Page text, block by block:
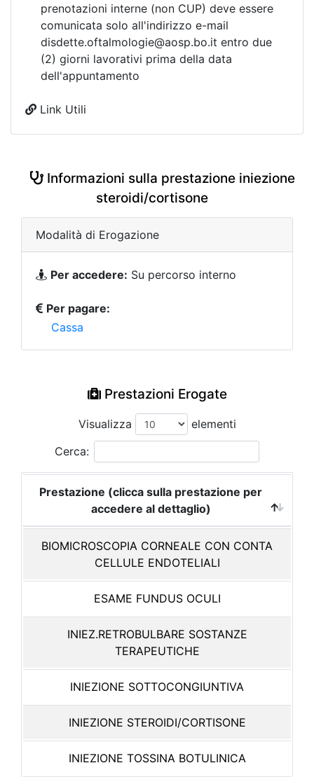
prenotazioni interne (non CUP) deve essere
comunicata solo all'indirizzo e-mail
disdette.oftalmologie@aosp.bo.it entro due
(2) giorni lavorativi prima della data
dell'appuntamento
Link Utili
Informazioni sulla prestazione iniezione
steroidi/cortisone
Modalità di Erogazione
Per accedere: Su percorso interno
Per pagare:
Cassa
Prestazioni Erogate
Visualizza
elementi
Cerca:
Prestazione (clicca sulla prestazione per
accedere al dettaglio)
BIOMICROSCOPIA CORNEALE CON CONTA
CELLULE ENDOTELIALI
ESAME FUNDUS OCULI
INIEZ.RETROBULBARE SOSTANZE
TERAPEUTICHE
INIEZIONE SOTTOCONGIUNTIVA
INIEZIONE STEROIDI/CORTISONE
INIEZIONE TOSSINA BOTULINICA